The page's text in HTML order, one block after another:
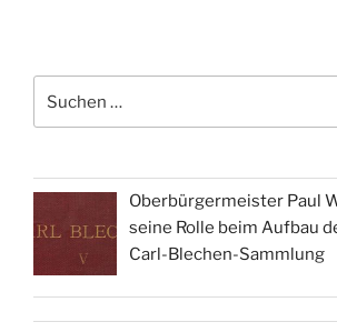
nach:
Oberbürgermeister Paul
seine Rolle beim Aufbau
Carl-Blechen-Sammlung